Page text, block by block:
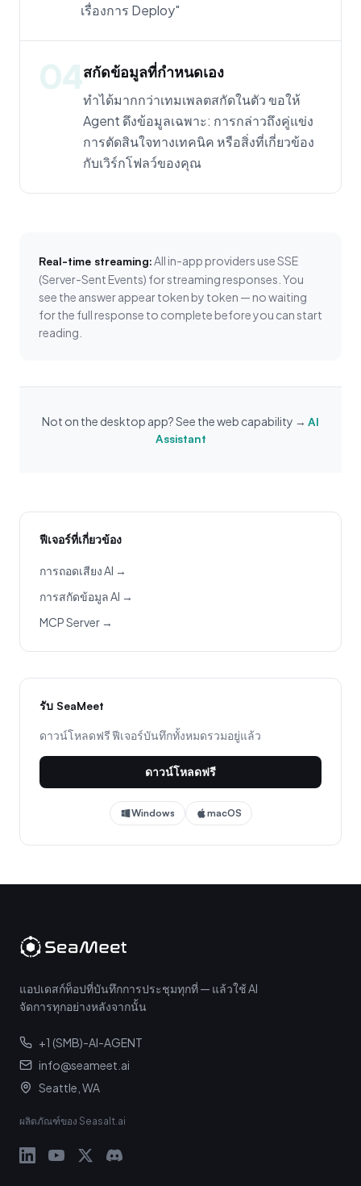
เรื่องการ Deploy"
04สกัดข้อมูลที่กำหนดเอง
ทำได้มากกว่าเทมเพลตสกัดในตัว ขอให้
Agent ดึงข้อมูลเฉพาะ: การกล่าวถึงคู่แข่ง
การตัดสินใจทางเทคนิค หรือสิ่งที่เกี่ยวข้อง
กับเวิร์กโฟลว์ของคุณ
Real-time streaming:All in-app providers use SSE
(Server-Sent Events) for streaming responses. You
see the answer appear token by token — no waiting
for the full response to complete before you can start
reading.
Not on the desktop app? See the web capability → AI
Assistant
ฟีเจอร์ที่เกี่ยวข้อง
การถอดเสียง AI →
การสกัดข้อมูล AI →
MCP Server →
รับ SeaMeet
ดาวน์โหลดฟรี ฟีเจอร์บันทึกทั้งหมดรวมอยู่แล้ว
ดาวน์โหลดฟรี
Windows macOS
แอปเดสก์ท็อปที่บันทึกการประชุมทุกที่ — แล้วใช้ AI
จัดการทุกอย่างหลังจากนั้น
+1 (SMB)-AI-AGENT
info@seameet.ai
Seattle, WA
ผลิตภัณฑ์ของ Seasalt.ai